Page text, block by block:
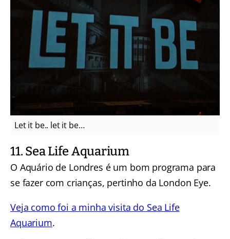
Let it be.. let it be…
11. Sea Life Aquarium
O Aquário de Londres é um bom programa para
se fazer com crianças, pertinho da London Eye.
Veja como foi a minha visita do Sea Life
Aquarium.